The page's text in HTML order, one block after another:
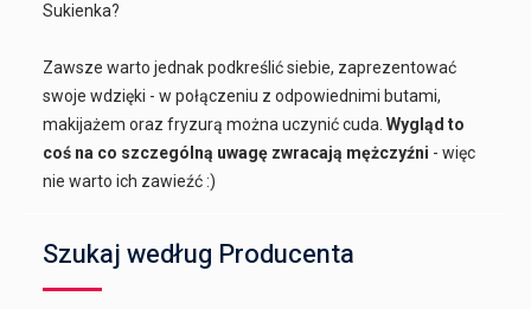
Sukienka?
Zawsze warto jednak podkreślić siebie, zaprezentować
swoje wdzięki - w połączeniu z odpowiednimi butami,
makijażem oraz fryzurą można uczynić cuda.Wygląd to
coś na co szczególną uwagę zwracają mężczyźni - więc
nie warto ich zawieźć :)
Szukaj według Producenta